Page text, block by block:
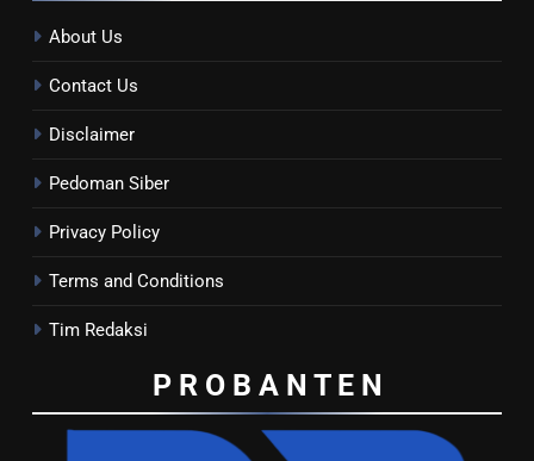
About Us
Contact Us
Disclaimer
Pedoman Siber
Privacy Policy
Terms and Conditions
Tim Redaksi
P R O B A N T E N